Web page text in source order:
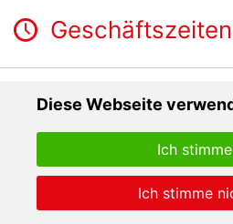
Diese Webseite
Ich stimme
Ich
Geschäftszeiten